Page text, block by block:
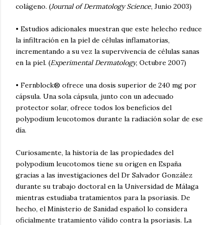
colágeno. (Journal of Dermatology Science, Junio 2003)
• Estudios adicionales muestran que este helecho reduce
la infiltración en la piel de células inflamatorias,
incrementando a su vez la supervivencia de células sanas
en la piel. (Experimental Dermatology, Octubre 2007)
• Fernblock® ofrece una dosis superior de 240 mg por
cápsula. Una sola cápsula, junto con un adecuado
protector solar, ofrece todos los beneficios del
polypodium leucotomos durante la radiación solar de ese
día.
Curiosamente, la historia de las propiedades del
polypodium leucotomos tiene su origen en España
gracias a las investigaciones del Dr Salvador González
durante su trabajo doctoral en la Universidad de Málaga
mientras estudiaba tratamientos para la psoriasis. De
hecho, el Ministerio de Sanidad español lo considera
oficialmente tratamiento válido contra la psoriasis. La